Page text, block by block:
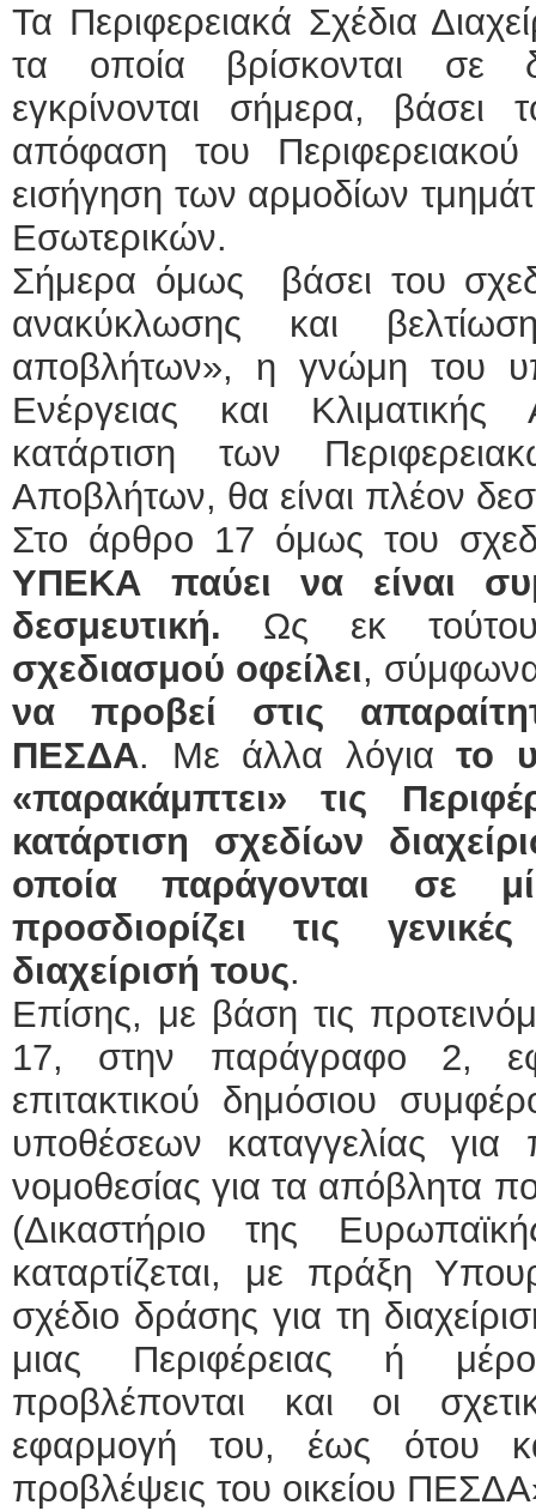
Τα Περιφερειακά Σχέδια
τα οποία βρίσκονται σε
εγκρίνονται σήμερα,
απόφαση του
εισήγηση των αρμοδίων
Εσωτερικών.
Σήμερα όμως βάσει του
ανακύκλωσης και
αποβλήτων», η γνώμη του
Ενέργειας και
κατάρτιση των
Αποβλήτων, θα είναι πλέον
Στο άρθρο 17 όμως του
ΥΠΕΚΑ παύει να είναι
δεσμευτική. Ως εκ
σχεδιασμού οφείλει, σύμφωνα
να προβεί στις
ΠΕΣΔΑ. Με άλλα λόγια το
«παρακάμπτει» τις
κατάρτιση σχεδίων
οποία παράγονται σε
προσδιορίζει τις
διαχείρισή τους.
Επίσης, με βάση τις
17, στην παράγραφο 2,
επιτακτικού δημόσιου
υποθέσεων καταγγελίας για
νομοθεσίας για τα απόβλητα
(Δικαστήριο της
καταρτίζεται, με πράξη
σχέδιο δράσης για τη
μιας Περιφέρειας ή
προβλέπονται και οι
εφαρμογή του, έως ότου
προβλέψεις του οικείου